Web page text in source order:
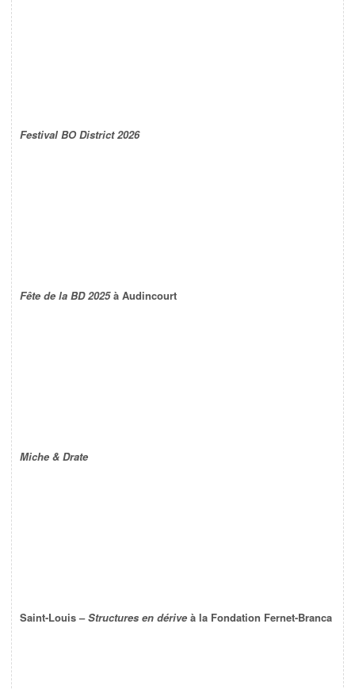
Festival BO District 2026
Fête de la BD 2025à Audincourt
Miche & Drate
Saint-Louis –Structures en dérive à la Fondation Fernet-Branca